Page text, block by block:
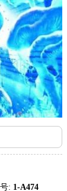
: 1-A474